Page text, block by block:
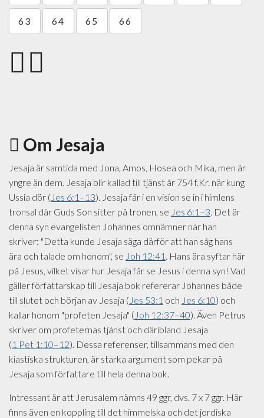
63 64 65 66
Om Jesaja
Jesaja är samtida med Jona, Amos, Hosea och Mika, men är
yngre än dem. Jesaja blir kallad till tjänst år 754 f.Kr. när kung
Ussia dör ( Jes 6:1–13). Jesaja får i en vision se in i himlens
tronsal där Guds Son sitter på tronen, se Jes 6:1–3. Det är
denna syn evangelisten Johannes omnämner när han
skriver: "Detta kunde Jesaja säga därför att han såg hans
ära och talade om honom", se Joh 12:41 . Hans ära syftar här
på Jesus, vilket visar hur Jesaja får se Jesus i denna syn! Vad
gäller författarskap till Jesaja bok refererar Johannes både
till slutet och början av Jesaja ( Jes 53:1 och Jes 6:10) och
kallar honom "profeten Jesaja" ( Joh 12:37–40). Även Petrus
skriver om profeternas tjänst och däribland Jesaja
(1 Pet 1:10–12). Dessa referenser, tillsammans med den
kiastiska strukturen, är starka argument som pekar på
Jesaja som författare till hela denna bok.
Intressant är att Jerusalem nämns 49 ggr, dvs. 7 x 7 ggr. Här
finns även en koppling till det himmelska och det jordiska